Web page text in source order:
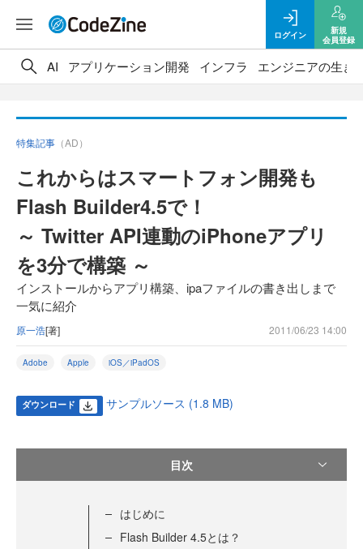
ログイン
新規
会員登録
AI アプリケーション開発 インフラ エンジニアの生き
特集記事 （AD）
これからはスマートフォン開発も
Flash Builder4.5で！
～ Twitter API連動のiPhoneアプリ
を3分で構築 ～
インストールからアプリ構築、ipaファイルの書き出しまで
一気に紹介
原一浩[著] 2011/06/23 14:00
Adobe Apple iOS／iPadOS
ダウンロード サンプルソース (1.8 MB)
目次
はじめに
Flash Builder 4.5とは？